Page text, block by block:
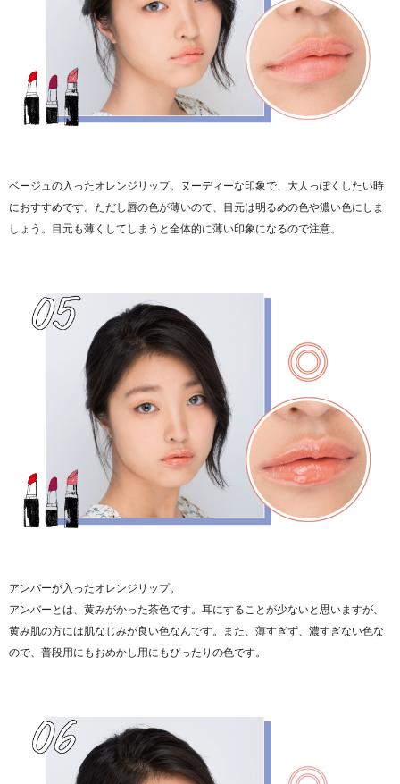
ベージュの入ったオレンジリップ。ヌーディーな印象で、大人っぽくしたい時
におすすめです。ただし唇の色が薄いので、目元は明るめの色や濃い色にしま
しょう。目元も薄くしてしまうと全体的に薄い印象になるので注意。
アンバーが入ったオレンジリップ。
アンバーとは、黄みがかった茶色です。耳にすることが少ないと思いますが、
黄み肌の方には肌なじみが良い色なんです。また、薄すぎず、濃すぎない色な
ので、普段用にもおめかし用にもぴったりの色です。